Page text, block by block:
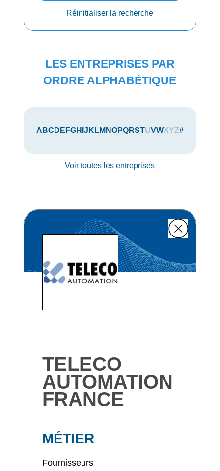
Réinitialiser la recherche
LES ENTREPRISES PAR
ORDRE ALPHABÉTIQUE
A BC D E FGH J K LM NOPQRSTUVWXYZ#
Voir toutes les entreprises
TELECO
AUTOMATION
FRANCE
MÉTIER
Fournisseurs